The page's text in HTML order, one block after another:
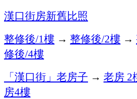
漢口街房新舊比照
整修後/1樓 → 整修後/2樓 →
修後/4樓
「漢口街」老房子 → 老房 2
房4樓